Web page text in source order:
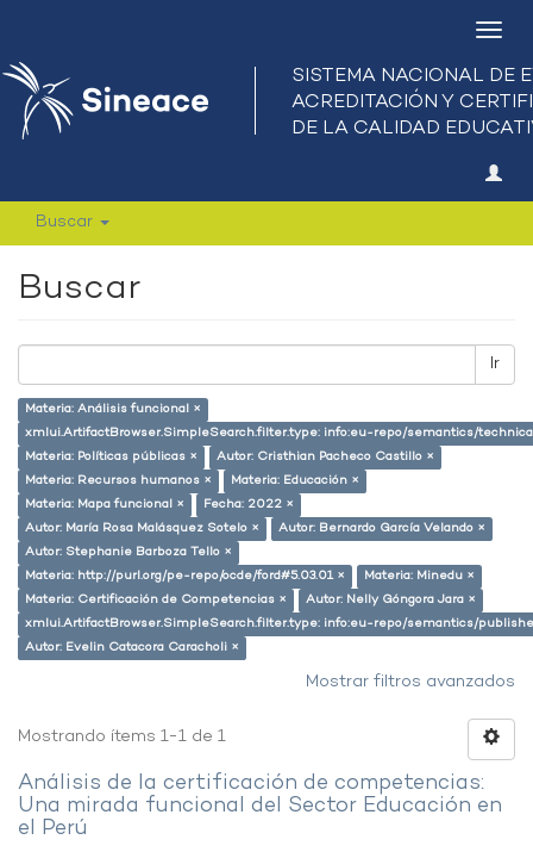
Buscar
Buscar
Ir
Materia: Análisis funcional ×
xmlui.ArtifactBrowser.SimpleSearch.filter.type: info:eu-repo/semantics/
Materia: Políticas públicas ×
Autor: Cristhian Pacheco Castillo ×
Materia: Recursos humanos ×
Materia: Educación ×
Materia: Mapa funcional ×
Fecha: 2022 ×
Autor: María Rosa Malásquez Sotelo ×
Autor: Bernardo García Velando ×
Autor: Stephanie Barboza Tello ×
Materia: http://purl.org/pe-repo/ocde/ford#5.03.01 ×
Materia: Minedu ×
Materia: Certificación de Competencias ×
Autor: Nelly Góngora Jara ×
xmlui.ArtifactBrowser.SimpleSearch.filter.type: info:eu-repo/semantics/
Autor: Evelin Catacora Caracholi ×
Mostrar filtros avanzados
Mostrando ítems 1-1 de 1
Análisis de la certificación de competencias:
Una mirada funcional del Sector Educación en
el Perú